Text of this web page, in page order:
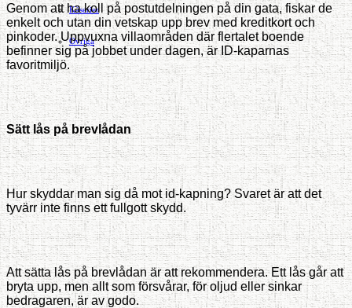
Kåserier
Ovriga
Genom att ha koll på postutdelningen på din gata, fiskar de
enkelt och utan din vetskap upp brev med kreditkort och
pinkoder. Uppvuxna villaområden där flertalet boende
befinner sig på jobbet under dagen, är ID-kaparnas
favoritmiljö.
Sätt lås på brevlådan
Hur skyddar man sig då mot id-kapning? Svaret är att det
tyvärr inte finns ett fullgott skydd.
Att sätta lås på brevlådan är att rekommendera. Ett lås går att
bryta upp, men allt som försvårar, för oljud eller sinkar
bedragaren, är av godo.